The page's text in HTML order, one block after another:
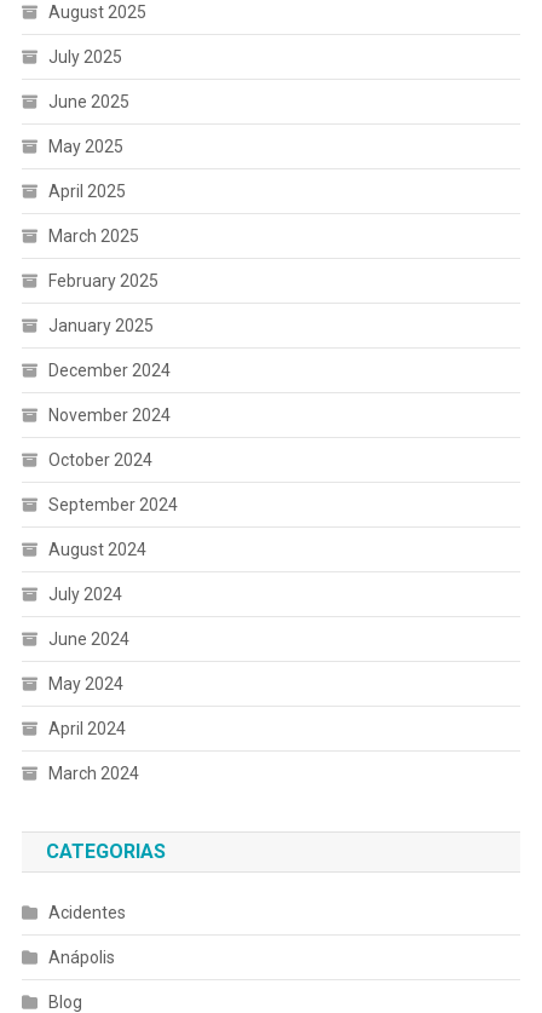
August 2025
July 2025
June 2025
May 2025
April 2025
March 2025
February 2025
January 2025
December 2024
November 2024
October 2024
September 2024
August 2024
July 2024
June 2024
May 2024
April 2024
March 2024
CATEGORIAS
Acidentes
Anápolis
Blog